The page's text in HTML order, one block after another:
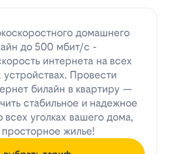
домашнего
до 500 мбит/с -
интернета на всех
Провести
билайн в квартиру —
стабильное и надежное
уголках вашего дома,
жилье!